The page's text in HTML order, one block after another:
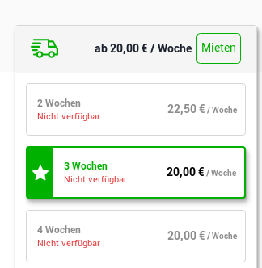
ab 20,00 € / Woche Mieten
2 Wochen
Nicht verfügbar
22,50 € / Woche
3 Wochen
Nicht verfügbar
20,00 € / Woche
4 Wochen
Nicht verfügbar
20,00 € / Woche